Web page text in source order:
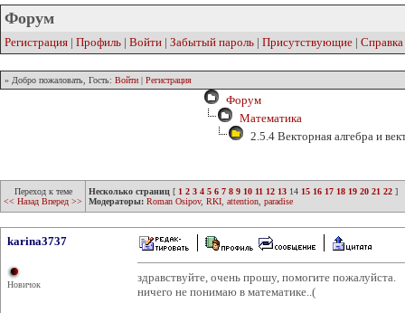
Форум
Регистрация | Профиль | Войти | Забытый пароль | Присутствующие | Справка
» Добро пожаловать, Гость: Войти | Регистрация
Форум
Математика
2.5.4 Векторная алгебра и
Переход к теме
<< Назад Вперед >>
Несколько страниц [ 1 2 3 4 5 6 7 8 9 10 11 12 13 14 15 16 17 18 19 20 21 22 ]
Модераторы: Roman Osipov, RKI attention paradise
karina3737
Новичок
здравствуйте, очень прошу, помогите пожалуйста.
ничего не понимаю в математике..(